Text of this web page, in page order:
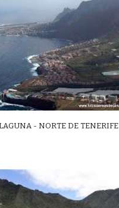
- NORTE DE TENERIFE